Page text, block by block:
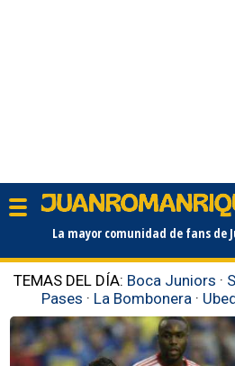
La mayor comunidad de fans de
TEMAS DEL DÍA: Boca Juniors ·
Pases · La Bombonera ·